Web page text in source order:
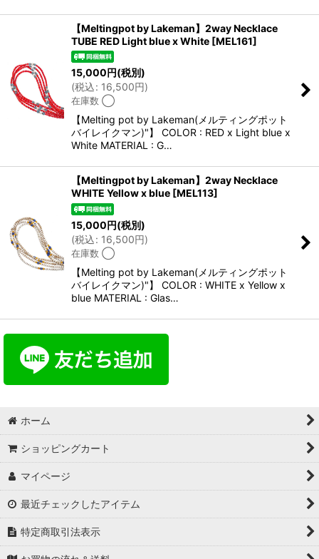
【Meltingpot by Lakeman】2way Necklace
TUBE RED Light blue x White [MEL161]
15,000円(税別)
(税込: 16,500円)
在庫数 ◯
【Melting pot by Lakeman(メルティングポット
バイレイクマン)"】 COLOR : RED x Light blue x
White MATERIAL : G…
【Meltingpot by Lakeman】2way Necklace
WHITE Yellow x blue [MEL113]
15,000円(税別)
(税込: 16,500円)
在庫数 ◯
【Melting pot by Lakeman(メルティングポット
バイレイクマン)"】 COLOR : WHITE x Yellow x
blue MATERIAL : Glas…
ホーム
ショッピングカート
マイページ
最近チェックしたアイテム
特定商取引法表示